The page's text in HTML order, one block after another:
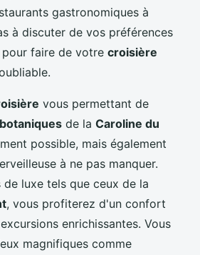
gastronomiques à
à discuter de vos préférences
faire de votre croisière
vous permettant de
de la Caroline du
possible, mais également
à ne pas manquer.
de luxe tels que ceux de la
, vous profiterez d'un confort
enrichissantes. Vous
magnifiques comme